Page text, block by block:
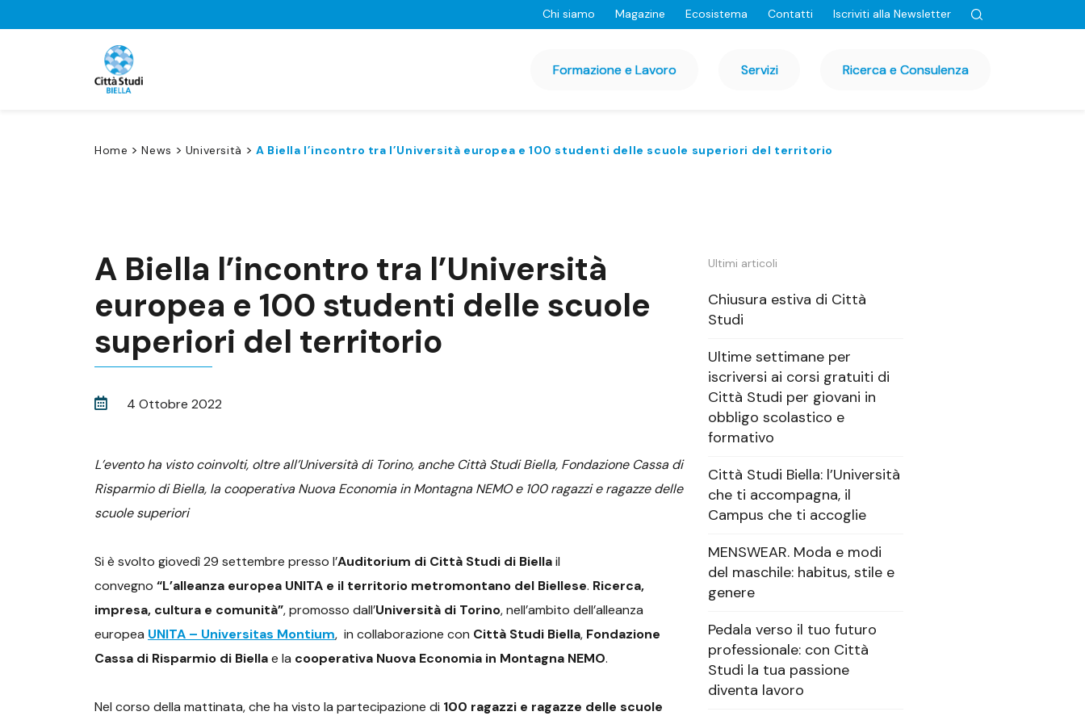
Chi siamo Magazine Ecosistema Contatti Iscriviti alla Newsletter
Formazione e Lavoro Servizi Ricerca e Consulenza
Home >News > Università > A Biella l’incontro tra l’Università europea e 100 studenti delle scuole superiori del territorio
A Biella l’incontro tra l’Università
europea e 100 studenti delle scuole
superiori del territorio
4 Ottobre 2022
L’evento ha visto coinvolti, oltre all’Università di Torino, anche Città Studi Biella, Fondazione Cassa di
Risparmio di Biella, la cooperativa Nuova Economia in Montagna NEMO e 100 ragazzi e ragazze delle
scuole superiori
Si è svolto giovedì 29 settembre presso l’Auditorium di Città Studi di Biellail
convegno “L’alleanza europea UNITA e il territorio metromontano del Biellese. Ricerca,
impresa, cultura e comunità”, promosso dall’Università di Torino, nell’ambito dell’alleanza
europea UNITA – Universitas Montium, in collaborazione con Città Studi Biella, Fondazione
Cassa di Risparmio di Biellae la cooperativa Nuova Economia in Montagna NEMO.
Nel corso della mattinata, che ha visto la partecipazione di 100 ragazzi e ragazze delle scuole
Ultimi articoli
Chiusura estiva di Città
Studi
Ultime settimane per
iscriversi ai corsi gratuiti di
Città Studi per giovani in
obbligo scolastico e
formativo
Città Studi Biella: l’Università
che ti accompagna, il
Campus che ti accoglie
MENSWEAR. Moda e modi
del maschile: habitus, stile e
genere
Pedala verso il tuo futuro
professionale: con Città
Studi la tua passione
diventa lavoro